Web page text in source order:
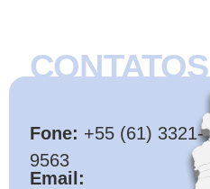
CONTATOS
Fone: +55 (61) 3321-
9563
Email: